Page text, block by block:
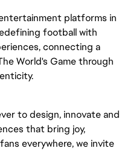
platforms in
football with
connecting a
World's Game through
to design, innovate and
that bring joy,
everywhere, we invite